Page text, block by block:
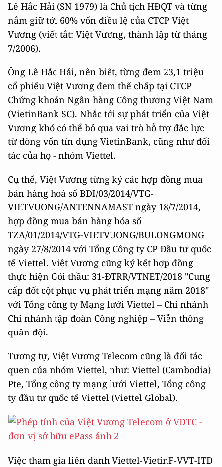
Lê Hắc Hải (SN 1979) là Chủ tịch HĐQT và từng
nắm giữ tới 60% vốn điều lệ của CTCP Việt
Vương (viết tắt: Việt Vương, thành lập từ tháng
7/2006).
Ông Lê Hắc Hải, nên biết, từng đem 23,1 triệu
cổ phiếu Việt Vương đem thế chấp tại CTCP
Chứng khoán Ngân hàng Công thương Việt Nam
(VietinBank SC). Nhắc tới sự phát triển của Việt
Vương khó có thể bỏ qua vai trò hỗ trợ đắc lực
từ dòng vốn tín dụng VietinBank, cũng như đối
tác của họ - nhóm Viettel.
Cụ thể, Việt Vương từng ký các hợp đồng mua
bán hàng hoá số BDI/03/2014/VTG-
VIETVUONG/ANTENNAMAST ngày 18/7/2014,
hợp đồng mua bán hàng hóa số
TZA/01/2014/VTG-VIETVUONG/BULONGMONG
ngày 27/8/2014 với Tổng Công ty CP Đầu tư quốc
tế Viettel. Việt Vương cũng ký kết hợp đồng
thực hiện Gói thầu: 31-ĐTRR/VTNET/2018 "Cung
cấp đốt cột phục vụ phát triển mạng năm 2018"
với Tổng công ty Mạng lưới Viettel – Chi nhánh
Chi nhánh tập đoàn Công nghiệp – Viễn thông
quân đội.
Tương tự, Việt Vương Telecom cũng là đối tác
quen của nhóm Viettel, như: Viettel (Cambodia)
Pte, Tổng công ty mạng lưới Viettel, Tổng công
ty đầu tư quốc tế Viettel (Viettel Global).
Việc tham gia liên danh Viettel-VietinF-VVT-ITD